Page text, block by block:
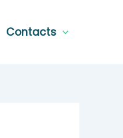
Contacts